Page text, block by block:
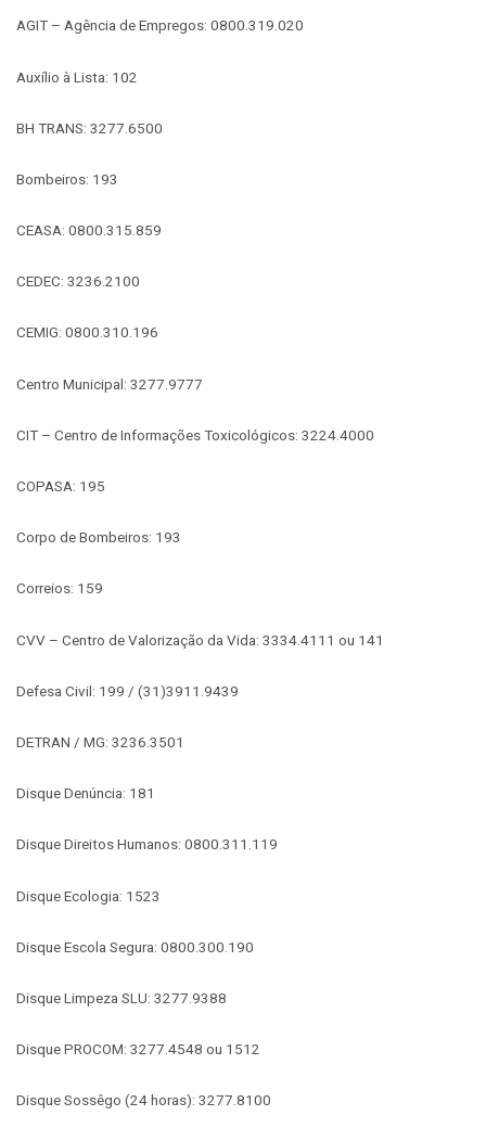
AGIT – Agência de Empregos: 0800.319.020
Auxílio à Lista: 102
BH TRANS: 3277.6500
Bombeiros: 193
CEASA: 0800.315.859
CEDEC: 3236.2100
CEMIG: 0800.310.196
Centro Municipal: 3277.9777
CIT – Centro de Informações Toxicológicos: 3224.4000
COPASA: 195
Corpo de Bombeiros: 193
Correios: 159
CVV – Centro de Valorização da Vida: 3334.4111 ou 141
Defesa Civil: 199 / (31)3911.9439
DETRAN / MG: 3236.3501
Disque Denúncia: 181
Disque Direitos Humanos: 0800.311.119
Disque Ecologia: 1523
Disque Escola Segura: 0800.300.190
Disque Limpeza SLU: 3277.9388
Disque PROCOM: 3277.4548 ou 1512
Disque Sossêgo (24 horas): 3277.8100